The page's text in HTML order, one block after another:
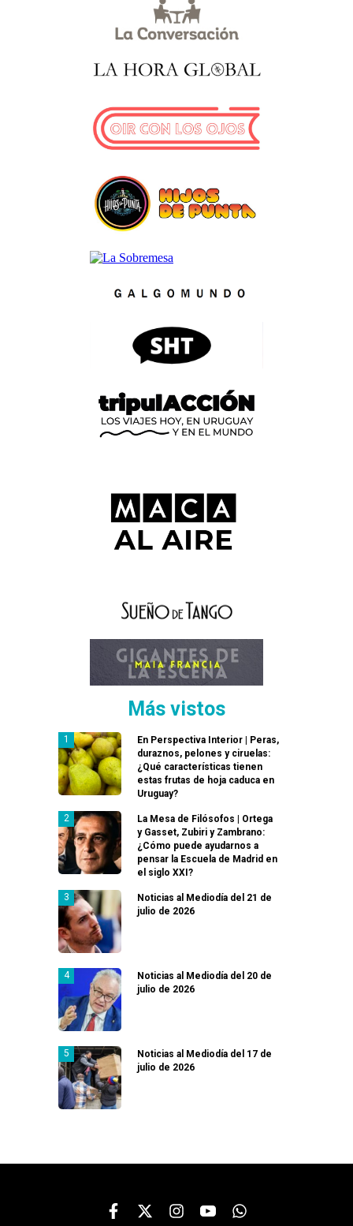
Más vistos
En Perspectiva Interior | Peras,
duraznos, pelones y ciruelas:
¿Qué características tienen
estas frutas de hoja caduca en
Uruguay?
La Mesa de Filósofos | Ortega
y Gasset, Zubiri y Zambrano:
¿Cómo puede ayudarnos a
pensar la Escuela de Madrid en
el siglo XXI?
Noticias al Mediodía del 21 de
julio de 2026
Noticias al Mediodía del 20 de
julio de 2026
Noticias al Mediodía del 17 de
julio de 2026